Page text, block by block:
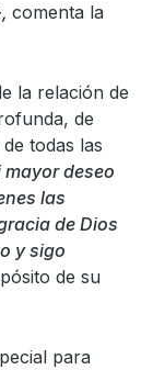
, comenta la
la relación de
de
todas las
mayor deseo
las
de Dios
y sigo
de su
para